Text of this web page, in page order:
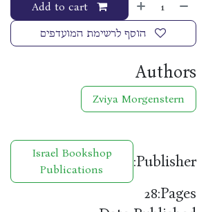
הוסף לרשימת המועדפים
Authors
Zviya Morgenstern
Publisher:
Israel Bookshop
Publications
Pages:
28